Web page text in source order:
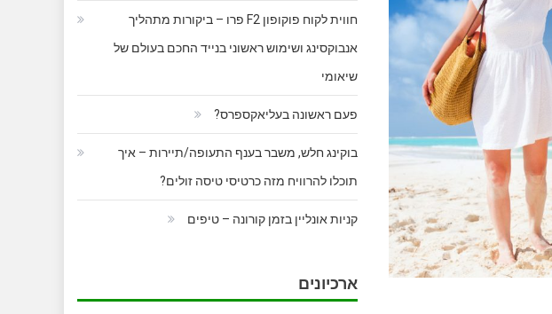
חווית לקוח פוקופון F2 פרו – ביקורות מתהליך
אנבוקסינג ושימוש ראשוני בנייד החכם בעולם של
שיאומי
פעם ראשונה בעליאקספרס?
בוקינג חלש, משבר בענף התעופה/תיירות – איך
תוכלו להרוויח מזה כרטיסי טיסה זולים?
קניות אונליין בזמן קורונה – טיפים
ארכיונים